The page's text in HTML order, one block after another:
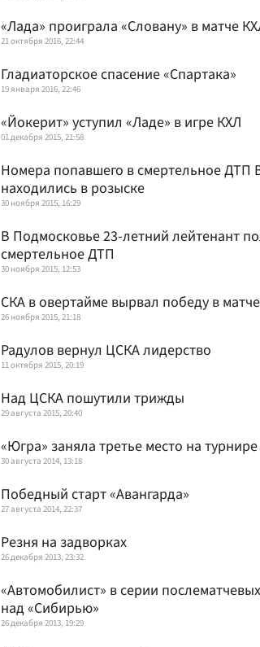
«Лада» проиграла «Словану» в матче
21 октября 2016, 22:44
Гладиаторское спасение «Спартака»
19 января 2016, 22:46
«Йокерит» уступил «Ладе» в игре КХЛ
01 декабря 2015, 21:58
Номера попавшего в смертельное ДТП
находились в розыске
30 ноября 2015, 16:29
В Подмосковье 23-летний лейтенант
смертельное ДТП
30 ноября 2015, 12:53
СКА в овертайме вырвал победу в
26 ноября 2015, 21:18
Радулов вернул ЦСКА лидерство
11 октября 2015, 20:19
Над ЦСКА пошутили трижды
29 августа 2015, 20:40
«Югра» заняла третье место на
30 августа 2014, 13:18
Победный старт «Авангарда»
27 августа 2014, 22:37
Резня на задворках
26 декабря 2013, 23:32
«Автомобилист» в серии
над «Сибирью»
26 декабря 2013, 19:29